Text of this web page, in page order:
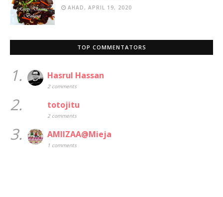
AHAD, APRIL 19, 2020
TOP COMMENTATORS
1. Hasrul Hassan
2 comments
2. totojitu
2 comments
3. AMIIZAA@Mieja
1 comments